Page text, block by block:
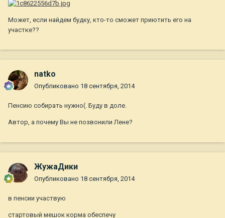
Может, если найдем будку, кто-то сможет приютить его на
участке??
natko
Опубликовано 18 сентября, 2014
Пенсию собирать нужно(. Буду в доле.
Автор, а почему Вы не позвонили Лене?
ЖужаДики
Опубликовано 18 сентября, 2014
в пенсии участвую
стартовый мешок корма обеспечу